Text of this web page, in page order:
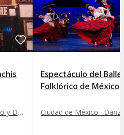
Ciudad de México · Teatro y Danza
Espectáculo del
Folklórico de México
Ciudad de México ·